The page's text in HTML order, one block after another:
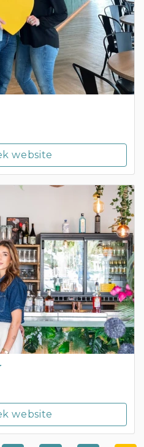
website
website